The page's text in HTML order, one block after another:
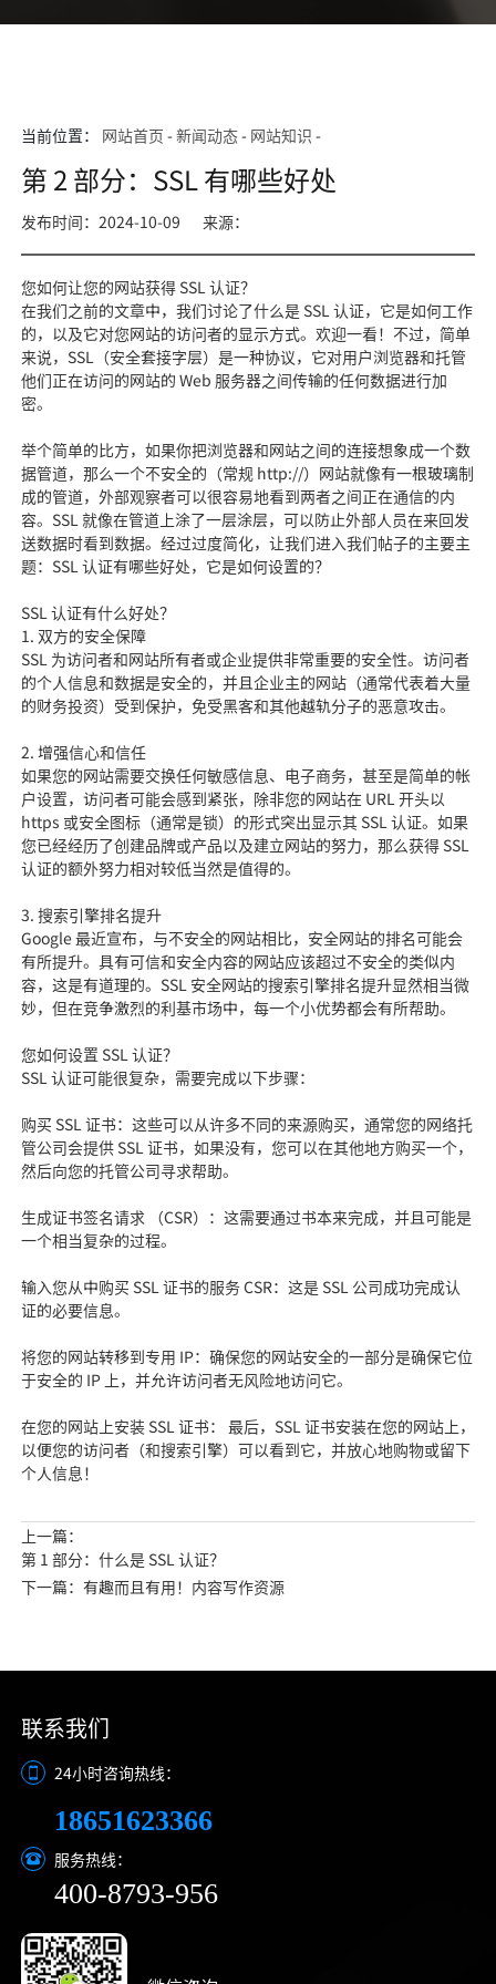
当前位置： 网站首页 -新闻动态- 网站知识 -
第 2 部分：SSL 有哪些好处
发布时间：2024-10-09 来源：
您如何让您的网站获得 SSL 认证？
在我们之前的文章中，我们讨论了什么是 SSL 认证，它是如何工作
的，以及它对您网站的访问者的显示方式。欢迎一看！不过，简单
来说，SSL（安全套接字层）是一种协议，它对用户浏览器和托管
他们正在访问的网站的 Web 服务器之间传输的任何数据进行加
密。
举个简单的比方，如果你把浏览器和网站之间的连接想象成一个数
据管道，那么一个不安全的（常规 http://）网站就像有一根玻璃制
成的管道，外部观察者可以很容易地看到两者之间正在通信的内
容。SSL 就像在管道上涂了一层涂层，可以防止外部人员在来回发
送数据时看到数据。经过过度简化，让我们进入我们帖子的主要主
题：SSL 认证有哪些好处，它是如何设置的？
SSL 认证有什么好处？
1. 双方的安全保障
SSL 为访问者和网站所有者或企业提供非常重要的安全性。访问者
的个人信息和数据是安全的，并且企业主的网站（通常代表着大量
的财务投资）受到保护，免受黑客和其他越轨分子的恶意攻击。
2. 增强信心和信任
如果您的网站需要交换任何敏感信息、电子商务，甚至是简单的帐
户设置，访问者可能会感到紧张，除非您的网站在 URL 开头以
https 或安全图标（通常是锁）的形式突出显示其 SSL 认证。如果
您已经经历了创建品牌或产品以及建立网站的努力，那么获得 SSL
认证的额外努力相对较低当然是值得的。
3. 搜索引擎排名提升
Google 最近宣布，与不安全的网站相比，安全网站的排名可能会
有所提升。具有可信和安全内容的网站应该超过不安全的类似内
容，这是有道理的。SSL 安全网站的搜索引擎排名提升显然相当微
妙，但在竞争激烈的利基市场中，每一个小优势都会有所帮助。
您如何设置 SSL 认证？
SSL 认证可能很复杂，需要完成以下步骤：
购买 SSL 证书：这些可以从许多不同的来源购买，通常您的网络托
管公司会提供 SSL 证书，如果没有，您可以在其他地方购买一个，
然后向您的托管公司寻求帮助。
生成证书签名请求 （CSR）：这需要通过书本来完成，并且可能是
一个相当复杂的过程。
输入您从中购买 SSL 证书的服务 CSR：这是 SSL 公司成功完成认
证的必要信息。
将您的网站转移到专用 IP：确保您的网站安全的一部分是确保它位
于安全的 IP 上，并允许访问者无风险地访问它。
在您的网站上安装 SSL 证书： 最后，SSL 证书安装在您的网站上，
以便您的访问者（和搜索引擎）可以看到它，并放心地购物或留下
个人信息！
上一篇：
第 1 部分：什么是 SSL 认证？
下一篇：有趣而且有用！内容写作资源
联系我们
24小时咨询热线：
18651623366
服务热线：
400-8793-956